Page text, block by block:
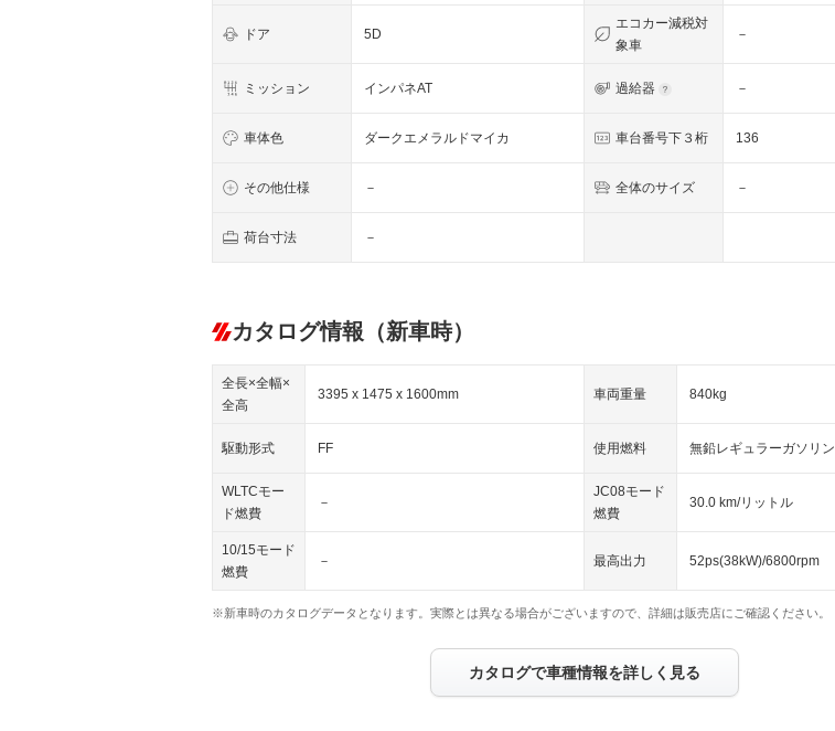
ドア 5D
エコカー減税対
象車
－
ミッション インパネAT 過給器 －
車体色 ダークエメラルドマイカ 車台番号下３桁 136
その他仕様 － 全体のサイズ －
荷台寸法 －
カタログ情報（新車時）
全長×全幅×
全高
3395 x 1475 x 1600mm 車両重量 840kg
駆動形式 FF 使用燃料 無鉛レギュラーガソリン
WLTCモー
ド燃費
－
JC08モード
燃費
30.0 km/リットル
10/15モード
燃費
－ 最高出力 52ps(38kW)/6800rpm
※新車時のカタログデータとなります。実際とは異なる場合がございますので、詳細は販売店にご確認ください。
カタログで車種情報を詳しく見る